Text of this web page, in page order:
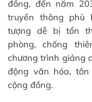
đồng, đến năm
truyền thông phù
tượng dễ bị tổn
phòng, chống
chương trình giảng
động văn hóa,
cộng đồng.